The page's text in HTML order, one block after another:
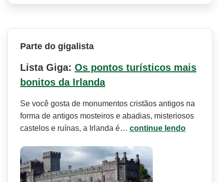
Parte do gigalista
Lista Giga: Os pontos turísticos mais
bonitos da Irlanda
Se você gosta de monumentos cristãos antigos na
forma de antigos mosteiros e abadias, misteriosos
castelos e ruínas, a Irlanda é… continue lendo